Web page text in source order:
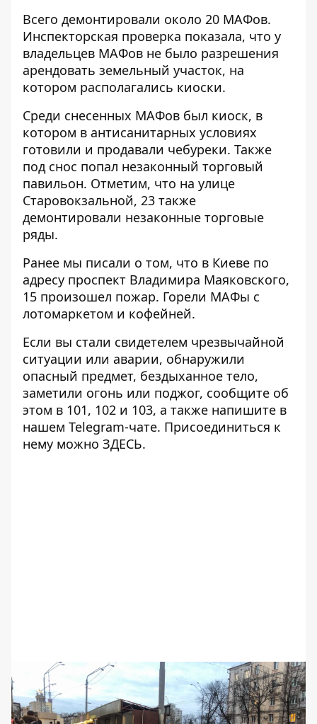
Всего демонтировали около 20 МАФов.
Инспекторская проверка показала, что у
владельцев МАФов не было разрешения
арендовать земельный участок, на
котором располагались киоски.
Среди снесенных МАФов был киоск, в
котором в антисанитарных условиях
готовили и продавали чебуреки. Также
под снос попал незаконный торговый
павильон. Отметим, что на улице
Старовокзальной, 23 также
демонтировали незаконные торговые
ряды.
Ранее мы писали о том, что в Киеве по
адресу проспект Владимира Маяковского,
15 произошел пожар. Горели МАФы с
лотомаркетом и кофейней.
Если вы стали свидетелем чрезвычайной
ситуации или аварии, обнаружили
опасный предмет, бездыханное тело,
заметили огонь или поджог, сообщите об
этом в 101, 102 и 103, а также напишите в
нашем Telegram-чате. Присоединиться к
нему можно ЗДЕСЬ.